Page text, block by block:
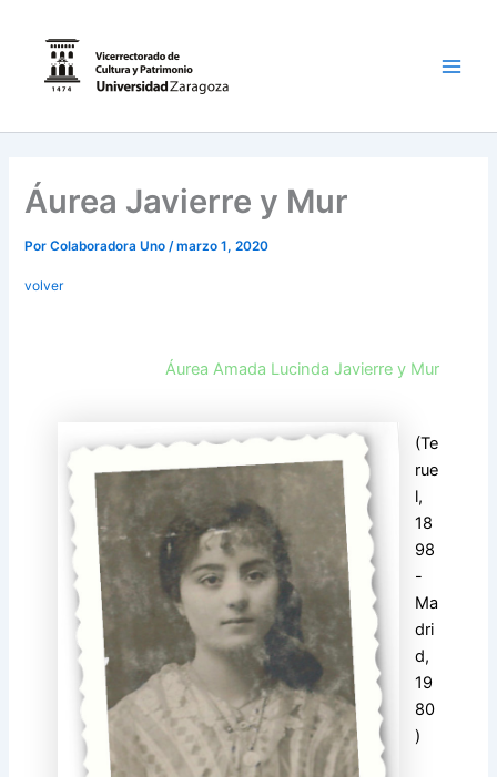
contenido
Áurea Javierre y Mur
PorColaboradora Uno/marzo 1, 2020
volver
Áurea Amada Lucinda Javierre y Mur
(Te
rue
l,
18
98
-
Ma
dri
d,
19
80
)